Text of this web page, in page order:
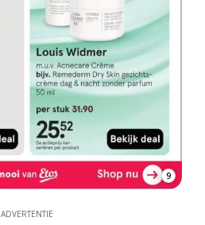
9
ADVERTENTIE